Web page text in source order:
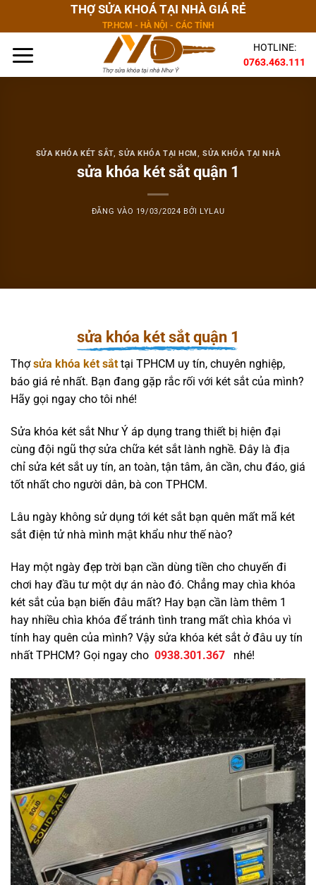
dung
THỢ SỬA KHOÁ TẠI NHÀ GIÁ RẺ
TP.HCM - HÀ NỘI - CÁC TỈNH
HOTLINE:
0763.463.111
SỬA KHÓA KÉT SẮT,SỬA KHÓA TẠI HCM ,SỬA KHÓA TẠI NHÀ
sửa khóa két sắt quận 1
ĐĂNG VÀO 19/03/2024 BỞI LYLAU
sửa khóa két sắt quận 1
Thợsửa khóa két sắt tại TPHCM uy tín, chuyên nghiệp,
báo giá rẻ nhất. Bạn đang gặp rắc rối với két sắt của mình?
Hãy gọi ngay cho tôi nhé!
Sửa khóa két sắt Như Ý áp dụng trang thiết bị hiện đại
cùng đội ngũ thợ sửa chữa két sắt lành nghề. Đây là địa
chỉ sửa két sắt uy tín, an toàn, tận tâm, ân cần, chu đáo, giá
tốt nhất cho người dân, bà con TPHCM.
Lâu ngày không sử dụng tới két sắt bạn quên mất mã két
sắt điện tử nhà mình mật khẩu như thế nào?
Hay một ngày đẹp trời bạn cần dùng tiền cho chuyến đi
chơi hay đầu tư một dự án nào đó. Chẳng may chìa khóa
két sắt của bạn biến đâu mất? Hay bạn cần làm thêm 1
hay nhiều chìa khóa để tránh tình trang mất chìa khóa vì
tính hay quên của mình? Vậy sửa khóa két sắt ở đâu uy tín
nhất TPHCM? Gọi ngay cho 0938.301.367 nhé!